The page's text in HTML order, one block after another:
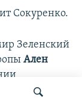
Сокуренко.
Зеленский
Ален